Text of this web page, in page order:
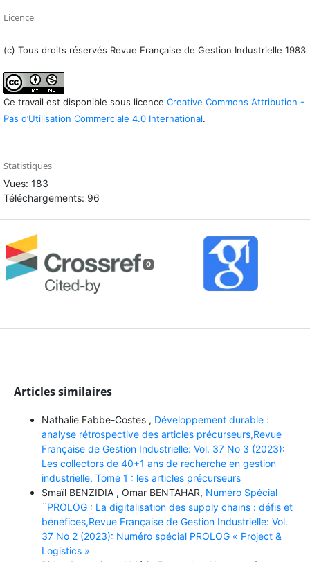
Licence
(c) Tous droits réservés Revue Française de Gestion Industrielle 1983
Ce travail est disponible sous licence Creative Commons Attribution -
Pas d’Utilisation Commerciale 4.0 International.
Statistiques
Vues: 183
Téléchargements: 96
0
Articles similaires
Nathalie Fabbe-Costes , Développement durable :
analyse rétrospective des articles précurseurs,Revue
Française de Gestion Industrielle: Vol. 37 No 3 (2023):
Les collectors de 40+1 ans de recherche en gestion
industrielle, Tome 1 : les articles précurseurs
Smaïl BENZIDIA , Omar BENTAHAR, Numéro Spécial
¨PROLOG : La digitalisation des supply chains : défis et
bénéfices,Revue Française de Gestion Industrielle: Vol.
37 No 2 (2023): Numéro spécial PROLOG « Project &
Logistics »